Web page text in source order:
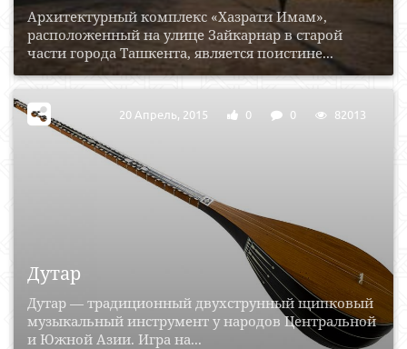
Архитектурный комплекс «Хазрати Имам»,
расположенный на улице Зайкарнар в старой
части города Ташкента, является поистине...
Дутар
Дутар — традиционный двухструнный щипковый
музыкальный инструмент у народов Центральной
и Южной Азии. Игра на...
20 Апрель, 2015 0 0 82013